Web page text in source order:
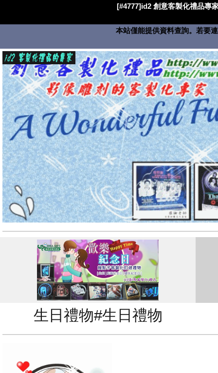
[#4777]id2 創意客製化禮品專
本站僅能提供資料查詢。若要
生日禮物#生日禮物